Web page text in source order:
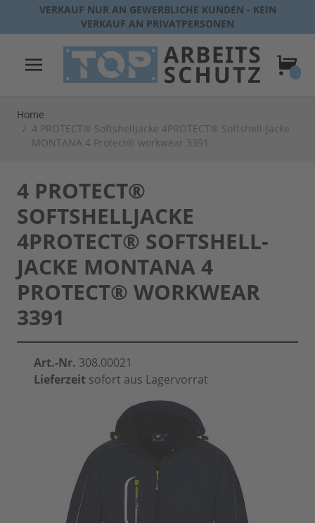
Direkt zum Inhalt
VERKAUF NUR AN GEWERBLICHE KUNDEN - KEIN
VERKAUF AN PRIVATPERSONEN
Home
/ 4 PROTECT® Softshelljacke 4PROTECT® Softshell-Jacke
MONTANA 4 Protect® workwear 3391
4 PROTECT®
SOFTSHELLJACKE
4PROTECT® SOFTSHELL-
JACKE MONTANA 4
PROTECT® WORKWEAR
3391
Art.-Nr. 308.00021
Lieferzeit sofort aus Lagervorrat